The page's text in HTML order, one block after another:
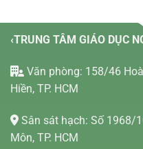
‹TRUNG TÂM GIÁO DỤC
Văn phòng: 158/46
Hiền, TP. HCM
Sân sát hạch: Số 1968/
Môn, TP. HCM